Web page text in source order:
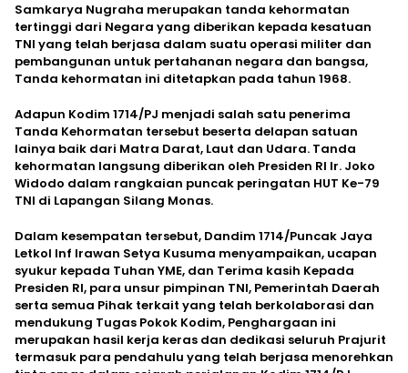
Samkarya Nugraha merupakan tanda kehormatan
tertinggi dari Negara yang diberikan kepada kesatuan
TNI yang telah berjasa dalam suatu operasi militer dan
pembangunan untuk pertahanan negara dan bangsa,
Tanda kehormatan ini ditetapkan pada tahun 1968.
Adapun Kodim 1714/PJ menjadi salah satu penerima
Tanda Kehormatan tersebut beserta delapan satuan
lainya baik dari Matra Darat, Laut dan Udara. Tanda
kehormatan langsung diberikan oleh Presiden RI Ir. Joko
Widodo dalam rangkaian puncak peringatan HUT Ke-79
TNI di Lapangan Silang Monas.
Dalam kesempatan tersebut, Dandim 1714/Puncak Jaya
Letkol Inf Irawan Setya Kusuma menyampaikan, ucapan
syukur kepada Tuhan YME, dan Terima kasih Kepada
Presiden RI, para unsur pimpinan TNI, Pemerintah Daerah
serta semua Pihak terkait yang telah berkolaborasi dan
mendukung Tugas Pokok Kodim, Penghargaan ini
merupakan hasil kerja keras dan dedikasi seluruh Prajurit
termasuk para pendahulu yang telah berjasa menorehkan